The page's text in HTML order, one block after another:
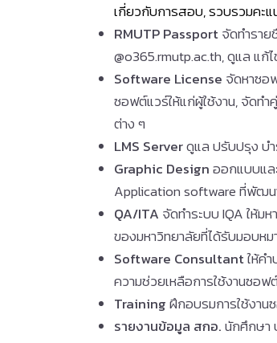
เกี่ยวกับการสอบ, รวบรวมคะ
RMUTP Passportจัดทำราย
@o365.rmutp.ac.th, ดูแล แก้
Software License จัดหาซอ
ซอฟต์แวร์ให้แก่ผู้ใช้งาน, จัดท
ต่าง ๆ
LMS Serverดูแล ปรับปรุง บ
Graphic Designออกแบบแล
Application software ที่พัฒน
QA/ITA จัดทำระบบ IQA ให้ม
ของมหาวิทยาลัยที่ได้รับมอบหม
Software Consultantให้ค
ความช่วยเหลือการใช้งานซอ
Trainingฝึกอบรมการใช้งา
รายงานข้อมูล สกอ.นักศึกษา